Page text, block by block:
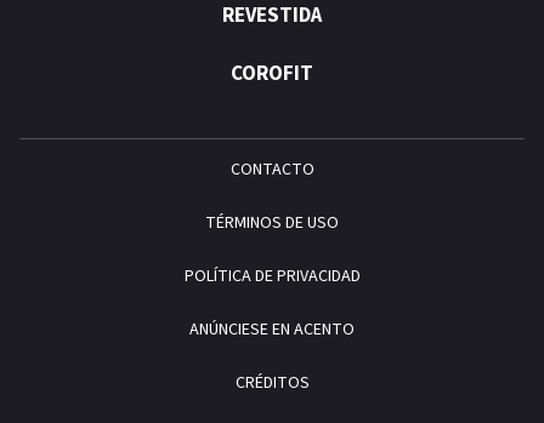
REVESTIDA
COROFIT
CONTACTO
TÉRMINOS DE USO
POLÍTICA DE PRIVACIDAD
ANÚNCIESE EN ACENTO
CRÉDITOS